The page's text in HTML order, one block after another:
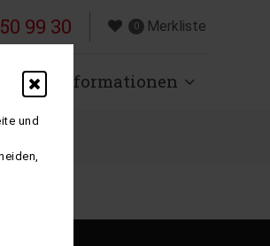
0 Merkliste
99 30
Informationen
und